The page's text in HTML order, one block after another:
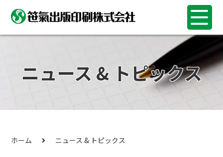
ニュース & トピックス
ホーム ニュース & トピックス